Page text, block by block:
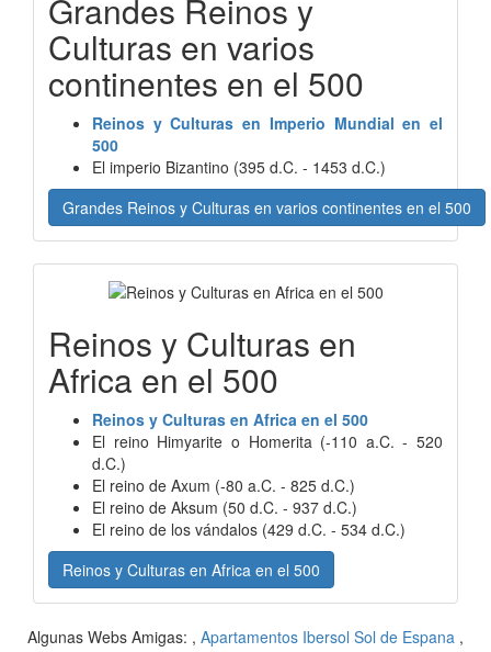
Grandes Reinos y
Culturas en varios
continentes en el 500
Reinos y Culturas en Imperio Mundial en el
500
El imperio Bizantino (395 d.C. - 1453 d.C.)
Grandes Reinos y Culturas en varios continentes en el 500
Reinos y Culturas en
Africa en el 500
Reinos y Culturas en Africa en el 500
El reino Himyarite o Homerita (-110 a.C. - 520
d.C.)
El reino de Axum (-80 a.C. - 825 d.C.)
El reino de Aksum (50 d.C. - 937 d.C.)
El reino de los vándalos (429 d.C. - 534 d.C.)
Reinos y Culturas en Africa en el 500
Algunas Webs Amigas: , Apartamentos Ibersol Sol de Espana ,